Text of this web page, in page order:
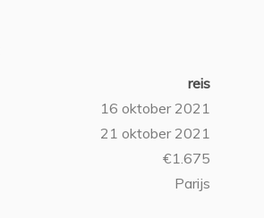
reis
16 oktober 2021
21 oktober 2021
€1.675
Parijs